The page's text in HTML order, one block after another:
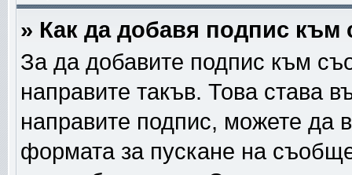
» Как да добавя подпис към
За да добавите подпис към
направите такъв. Това става
направите подпис, можете да
формата за пускане на